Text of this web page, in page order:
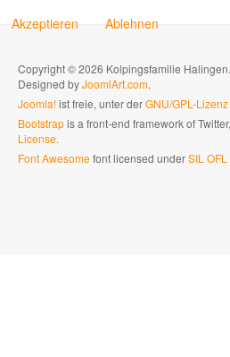
Copyright © 2026 Kolpingsfamilie
Designed byJoomlArt.com.
Joomla!ist freie, unter derGNU/GPL-Lizenz
Bootstrapis a front-end framework of
License.
Font Awesomefont licensed underSIL OFL
Akzeptieren
Ablehnen